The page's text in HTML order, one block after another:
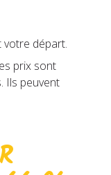
votre départ.
prix sont
Ils peuvent